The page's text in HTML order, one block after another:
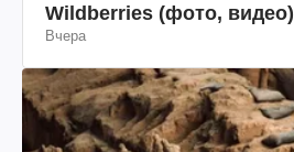
Wildberries (фото, видео)
Вчера